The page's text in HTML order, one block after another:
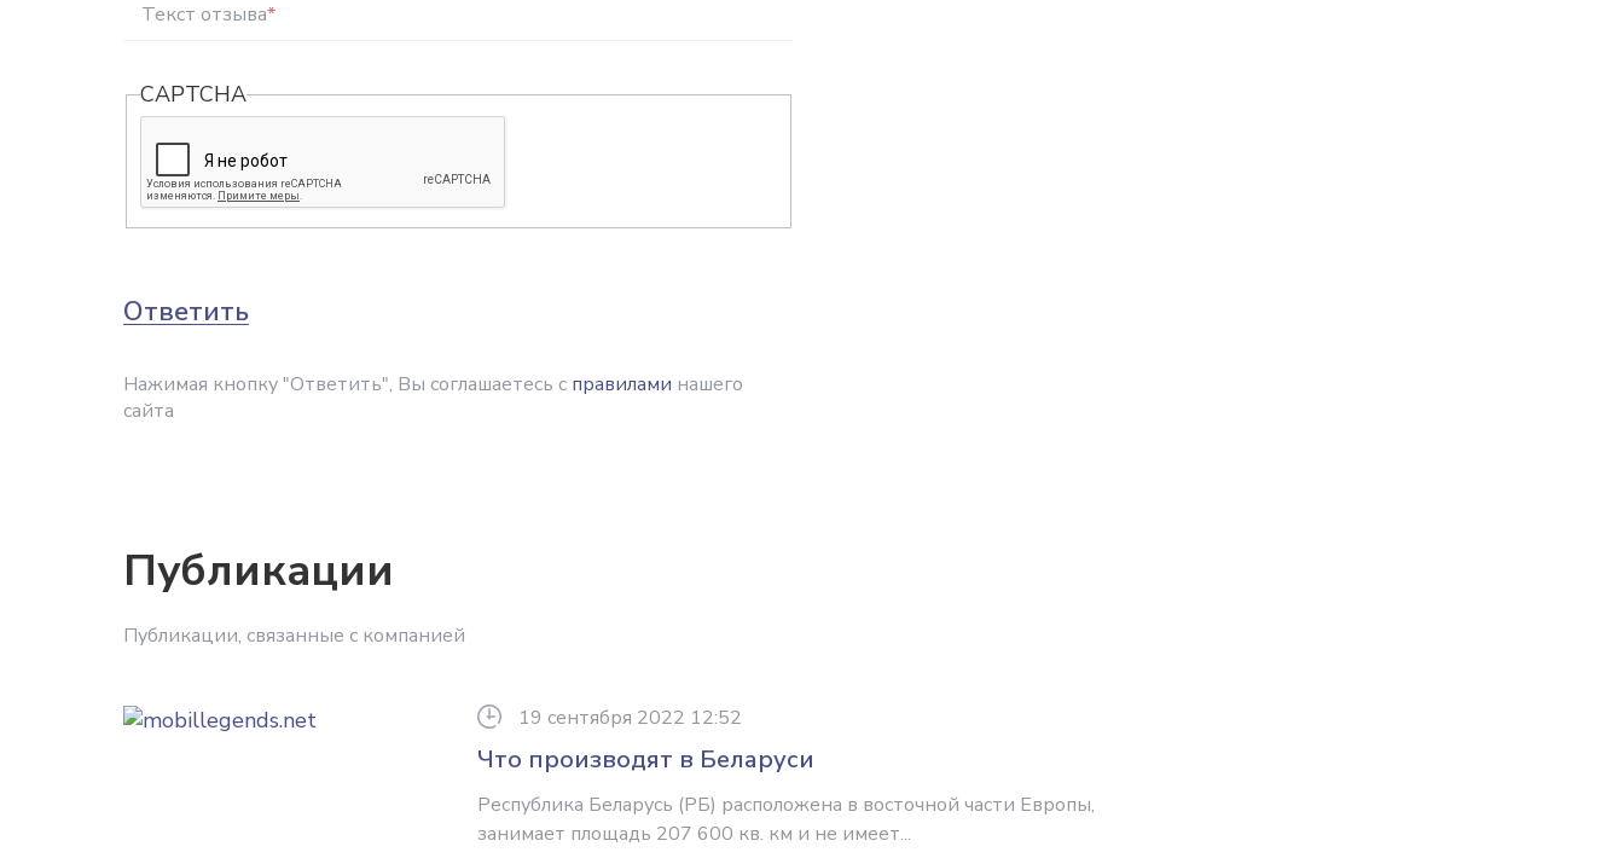
Текст отзыва*
CAPTCHA
Ответить
Нажимая кнопку "Ответить", Вы соглашаетесь с правилами нашего
сайта
Публикации
Публикации, связанные с компанией
19 сентября 2022 12:52
Что производят в Беларуси
Республика Беларусь (РБ) расположена в восточной части Европы,
занимает площадь 207 600 кв. км и не имеет...